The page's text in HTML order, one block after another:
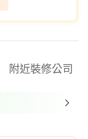
附近裝修公司